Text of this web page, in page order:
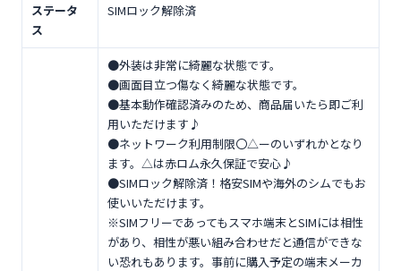
ステータ
ス
SIMロック解除済
●外装は非常に綺麗な状態です。
●画面目立つ傷なく綺麗な状態です。
●基本動作確認済みのため、商品届いたら即ご利
用いただけます♪
●ネットワーク利用制限〇△ーのいずれかとなり
ます。△は赤ロム永久保証で安心♪
●SIMロック解除済！格安SIMや海外のシムでもお
使いいただけます。
※SIMフリーであってもスマホ端末とSIMには相性
があり、相性が悪い組み合わせだと通信ができな
い恐れもあります。事前に購入予定の端末メーカ